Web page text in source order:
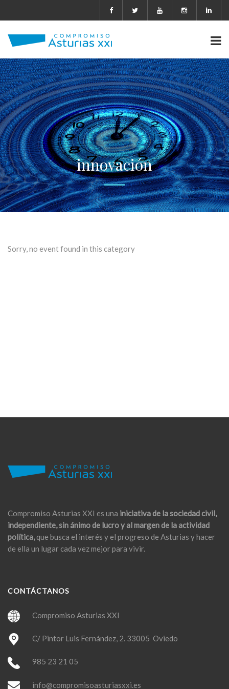
innovación
Sorry, no event found in this category
Compromiso Asturias XXI es una iniciativa de la sociedad civil,
independiente, sin ánimo de lucro y al margen de la actividad
política,que busca el interés y el progreso de Asturias y hacer
de ella un lugar cada vez mejor para vivir.
CONTÁCTANOS
Compromiso Asturias XXI
C/ Pintor Luis Fernández, 2. 33005 Oviedo
985 23 21 05
info@compromisoasturiasxxi.es